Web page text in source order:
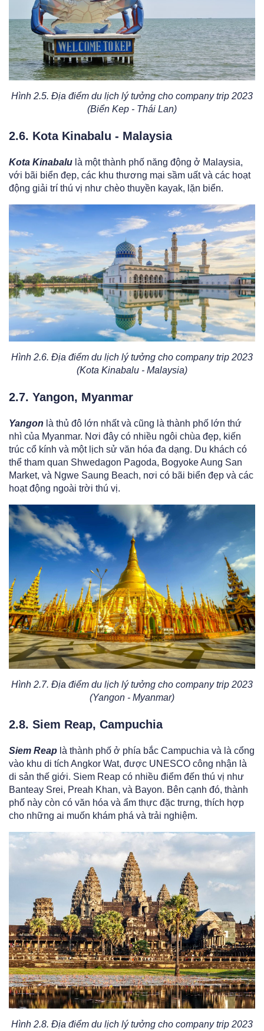
Hình 2.5. Địa điểm du lịch lý tưởng cho company trip 2023
(Biển Kep - Thái Lan)
2.6. Kota Kinabalu - Malaysia
Kota Kinabalu là một thành phố năng động ở Malaysia,
với bãi biển đẹp, các khu thương mại sầm uất và các hoạt
động giải trí thú vị như chèo thuyền kayak, lặn biển.
Hình 2.6. Địa điểm du lịch lý tưởng cho company trip 2023
(Kota Kinabalu - Malaysia)
2.7. Yangon, Myanmar
Yangon là thủ đô lớn nhất và cũng là thành phố lớn thứ
nhì của Myanmar. Nơi đây có nhiều ngôi chùa đẹp, kiến
trúc cổ kính và một lịch sử văn hóa đa dạng. Du khách có
thể tham quan Shwedagon Pagoda, Bogyoke Aung San
Market, và Ngwe Saung Beach, nơi có bãi biển đẹp và các
hoạt động ngoài trời thú vị.
Hình 2.7. Địa điểm du lịch lý tưởng cho company trip 2023
(Yangon - Myanmar)
2.8. Siem Reap, Campuchia
Siem Reap là thành phố ở phía bắc Campuchia và là cổng
vào khu di tích Angkor Wat, được UNESCO công nhận là
di sản thế giới. Siem Reap có nhiều điểm đến thú vị như
Banteay Srei, Preah Khan, và Bayon. Bên cạnh đó, thành
phố này còn có văn hóa và ẩm thực đặc trưng, thích hợp
cho những ai muốn khám phá và trải nghiệm.
Hình 2.8. Địa điểm du lịch lý tưởng cho company trip 2023